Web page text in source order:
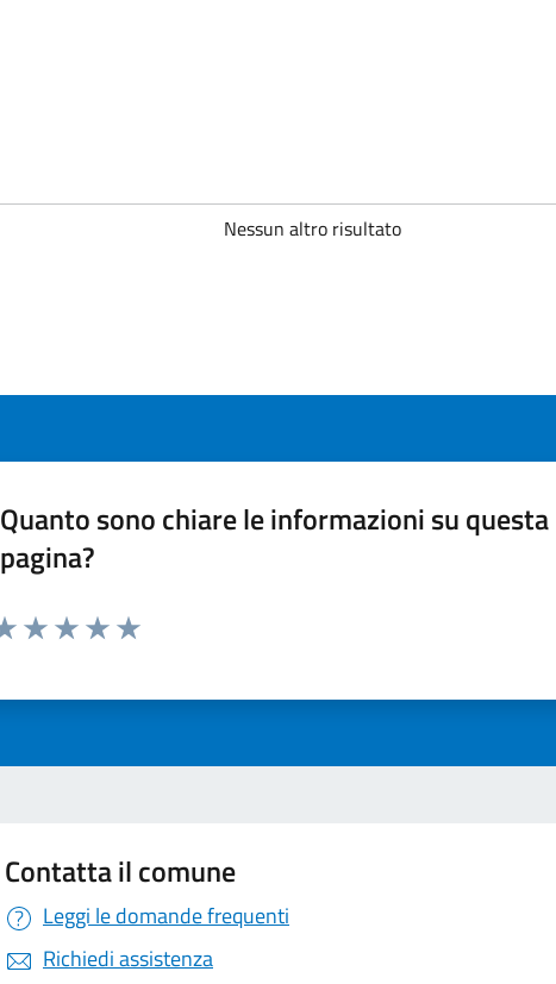
Nessun altro risultato
Quanto sono chiare le informazioni su questa
pagina?
Contatta il comune
Leggi le domande frequenti
Richiedi assistenza